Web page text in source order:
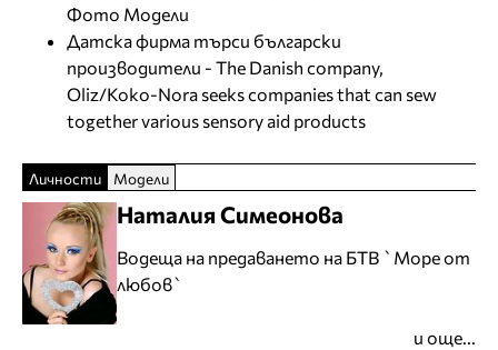
Фото Модели
Датска фирма търси български
производители - The Danish company,
Oliz/Koko-Nora seeks companies that can sew
together various sensory aid products
Личности Модели
Наталия Симеонова
Водеща на предаването на БТВ `Море от
любов`
и още...